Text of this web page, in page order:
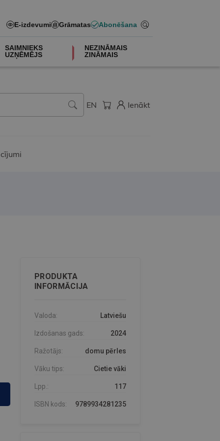
E-izdevumi Grāmatas Abonēšana
SAIMNIEKS
UZŅĒMĒJS
NEZINĀMAIS
ZINĀMAIS
EN Ienākt
PRODUKTA
INFORMĀCIJA
Valoda: Latviešu
Izdošanas gads: 2024
Ražotājs: domu pērles
Vāku tips: Cietie vāki
Lpp.: 117
ISBN kods: 9789934281235